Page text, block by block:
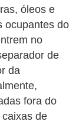
óleos e
ocupantes do
no
de
da
fora do
de